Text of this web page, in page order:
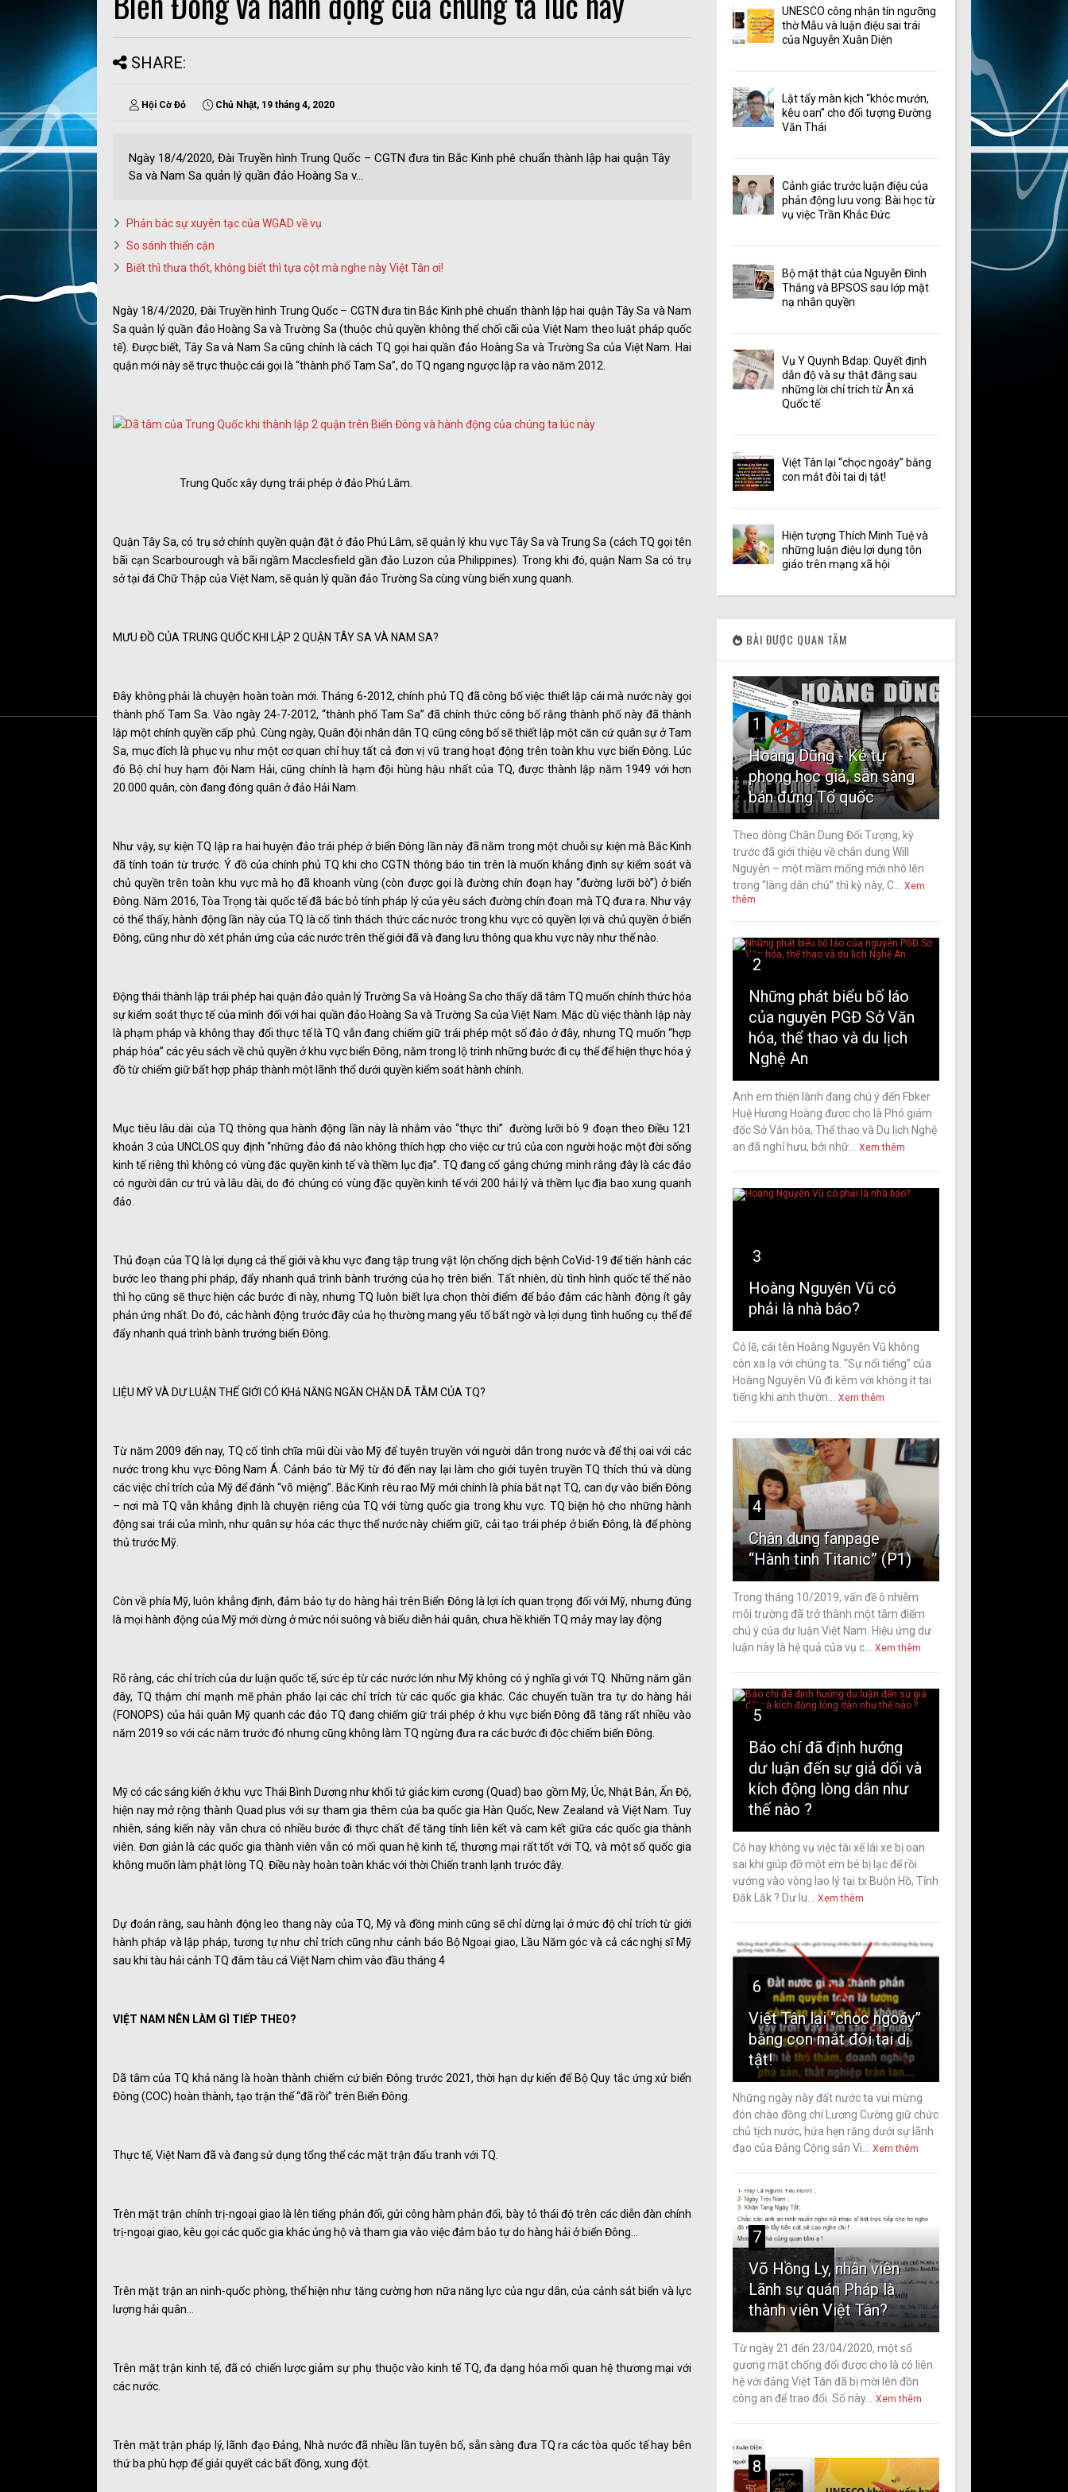
SHARE:
Hội Cờ Đỏ Chủ Nhật, 19 tháng 4, 2020
Ngày 18/4/2020, Đài Truyền hình Trung Quốc – CGTN đưa tin Bắc Kinh phê chuẩn thành lập hai quận Tây
Sa và Nam Sa quản lý quần đảo Hoàng Sa v...
Phản bác sự xuyên tạc của WGAD về vụ
So sánh thiển cận
Biết thì thưa thốt, không biết thì tựa cột mà nghe này Việt Tân ơi!
Ngày 18/4/2020, Đài Truyền hình Trung Quốc – CGTN đưa tin Bắc Kinh phê chuẩn thành lập hai quận Tây Sa và Nam
Sa quản lý quần đảo Hoàng Sa và Trường Sa (thuộc chủ quyền không thể chối cãi của Việt Nam theo luật pháp quốc
tế). Được biết, Tây Sa và Nam Sa cũng chính là cách TQ gọi hai quần đảo Hoàng Sa và Trường Sa của Việt Nam. Hai
quận mới này sẽ trực thuộc cái gọi là “thành phố Tam Sa”, do TQ ngang ngược lập ra vào năm 2012.
Trung Quốc xây dựng trái phép ở đảo Phú Lâm.
Quận Tây Sa, có trụ sở chính quyền quận đặt ở đảo Phú Lâm, sẽ quản lý khu vực Tây Sa và Trung Sa (cách TQ gọi tên
bãi cạn Scarbourough và bãi ngầm Macclesfield gần đảo Luzon của Philippines). Trong khi đó, quận Nam Sa có trụ
sở tại đá Chữ Thập của Việt Nam, sẽ quản lý quần đảo Trường Sa cùng vùng biển xung quanh.
MƯU ĐỒ CỦA TRUNG QUỐC KHI LẬP 2 QUẬN TÂY SA VÀ NAM SA?
Đây không phải là chuyện hoàn toàn mới. Tháng 6-2012, chính phủ TQ đã công bố việc thiết lập cái mà nước này gọi
thành phố Tam Sa. Vào ngày 24-7-2012, “thành phố Tam Sa” đã chính thức công bố rằng thành phố này đã thành
lập một chính quyền cấp phủ. Cùng ngày, Quân đội nhân dân TQ cũng công bố sẽ thiết lập một căn cứ quân sự ở Tam
Sa, mục đích là phục vụ như một cơ quan chỉ huy tất cả đơn vị vũ trang hoạt động trên toàn khu vực biển Đông. Lúc
đó Bộ chỉ huy hạm đội Nam Hải, cũng chính là hạm đội hùng hậu nhất của TQ, được thành lập năm 1949 với hơn
20.000 quân, còn đang đóng quân ở đảo Hải Nam.
Như vậy, sự kiện TQ lập ra hai huyện đảo trái phép ở biển Đông lần này đã nằm trong một chuỗi sự kiện mà Bắc Kinh
đã tính toán từ trước. Ý đồ của chính phủ TQ khi cho CGTN thông báo tin trên là muốn khẳng định sự kiểm soát và
chủ quyền trên toàn khu vực mà họ đã khoanh vùng (còn được gọi là đường chín đoạn hay “đường lưỡi bò”) ở biển
Đông. Năm 2016, Tòa Trọng tài quốc tế đã bác bỏ tính pháp lý của yêu sách đường chín đoạn mà TQ đưa ra. Như vậy
có thể thấy, hành động lần này của TQ là cố tình thách thức các nước trong khu vực có quyền lợi và chủ quyền ở biển
Đông, cũng như dò xét phản ứng của các nước trên thế giới đã và đang lưu thông qua khu vực này như thế nào.
Động thái thành lập trái phép hai quận đảo quản lý Trường Sa và Hoàng Sa cho thấy dã tâm TQ muốn chính thức hóa
sự kiểm soát thực tế của mình đối với hai quần đảo Hoàng Sa và Trường Sa của Việt Nam. Mặc dù việc thành lập này
là phạm pháp và không thay đổi thực tế là TQ vẫn đang chiếm giữ trái phép một số đảo ở đây, nhưng TQ muốn “hợp
pháp hóa” các yêu sách về chủ quyền ở khu vực biển Đông, nằm trong lộ trình những bước đi cụ thể để hiện thực hóa ý
đồ từ chiếm giữ bất hợp pháp thành một lãnh thổ dưới quyền kiểm soát hành chính.
Mục tiêu lâu dài của TQ thông qua hành động lần này là nhắm vào “thực thi” đường lưỡi bò 9 đoạn theo Điều 121
khoản 3 của UNCLOS quy định “những đảo đá nào không thích hợp cho việc cư trú của con người hoặc một đời sống
kinh tế riêng thì không có vùng đặc quyền kinh tế và thềm lục địa”. TQ đang cố gắng chứng minh rằng đây là các đảo
có người dân cư trú và lâu dài, do đó chúng có vùng đặc quyền kinh tế với 200 hải lý và thềm lục địa bao xung quanh
đảo.
Thủ đoạn của TQ là lợi dụng cả thế giới và khu vực đang tập trung vật lộn chống dịch bệnh CoVid-19 để tiến hành các
bước leo thang phi pháp, đẩy nhanh quá trình bành trướng của họ trên biển. Tất nhiên, dù tình hình quốc tế thế nào
thì họ cũng sẽ thực hiện các bước đi này, nhưng TQ luôn biết lựa chọn thời điểm để bảo đảm các hành động ít gây
phản ứng nhất. Do đó, các hành động trước đây của họ thường mang yếu tố bất ngờ và lợi dụng tình huống cụ thể để
đẩy nhanh quá trình bành trướng biển Đông.
LIỆU MỸ VÀ DƯ LUẬN THẾ GIỚI CÓ KHả NĂNG NGĂN CHẶN DÃ TÂM CỦA TQ?
Từ năm 2009 đến nay, TQ cố tình chĩa mũi dùi vào Mỹ để tuyên truyền với người dân trong nước và để thị oai với các
nước trong khu vực Đông Nam Á. Cảnh báo từ Mỹ từ đó đến nay lại làm cho giới tuyên truyền TQ thích thú và dùng
các việc chỉ trích của Mỹ để đánh “võ miệng”. Bắc Kinh rêu rao Mỹ mới chính là phía bắt nạt TQ, can dự vào biển Đông
– nơi mà TQ vẫn khẳng định là chuyện riêng của TQ với từng quốc gia trong khu vực. TQ biện hộ cho những hành
động sai trái của mình, như quân sự hóa các thực thể nước này chiếm giữ, cải tạo trái phép ở biển Đông, là để phòng
thủ trước Mỹ.
Còn về phía Mỹ, luôn khẳng định, đảm bảo tự do hàng hải trên Biển Đông là lợi ích quan trọng đối với Mỹ, nhưng đúng
là mọi hành động của Mỹ mới dừng ở mức nói suông và biểu diễn hải quân, chưa hề khiến TQ mảy may lay động
Rõ ràng, các chỉ trích của dư luận quốc tế, sức ép từ các nước lớn như Mỹ không có ý nghĩa gì với TQ. Những năm gần
đây, TQ thậm chí mạnh mẽ phản pháo lại các chỉ trích từ các quốc gia khác. Các chuyến tuần tra tự do hàng hải
(FONOPS) của hải quân Mỹ quanh các đảo TQ đang chiếm giữ trái phép ở khu vực biển Đông đã tăng rất nhiều vào
năm 2019 so với các năm trước đó nhưng cũng không làm TQ ngừng đưa ra các bước đi độc chiếm biển Đông.
Mỹ có các sáng kiến ở khu vực Thái Bình Dương như khối tứ giác kim cương (Quad) bao gồm Mỹ, Úc, Nhật Bản, Ấn Độ,
hiện nay mở rộng thành Quad plus với sự tham gia thêm của ba quốc gia Hàn Quốc, New Zealand và Việt Nam. Tuy
nhiên, sáng kiến này vẫn chưa có nhiều bước đi thực chất để tăng tính liên kết và cam kết giữa các quốc gia thành
viên. Đơn giản là các quốc gia thành viên vẫn có mối quan hệ kinh tế, thương mại rất tốt với TQ, và một số quốc gia
không muốn làm phật lòng TQ. Điều này hoàn toàn khác với thời Chiến tranh lạnh trước đây.
Dự đoán rằng, sau hành động leo thang này của TQ, Mỹ và đồng minh cũng sẽ chỉ dừng lại ở mức độ chỉ trích từ giới
hành pháp và lập pháp, tương tự như chỉ trích cũng như cảnh báo Bộ Ngoại giao, Lầu Năm góc và cả các nghị sĩ Mỹ
sau khi tàu hải cảnh TQ đâm tàu cá Việt Nam chìm vào đầu tháng 4
VIỆT NAM NÊN LÀM GÌ TIẾP THEO?
Dã tâm của TQ khả năng là hoàn thành chiếm cứ biển Đông trước 2021, thời hạn dự kiến để Bộ Quy tắc ứng xử biển
Đông (COC) hoàn thành, tạo trận thế “đã rồi” trên Biển Đông.
Thực tế, Việt Nam đã và đang sử dụng tổng thể các mặt trận đấu tranh với TQ.
Trên mặt trận chính trị-ngoại giao là lên tiếng phản đối, gửi công hàm phản đối, bày tỏ thái độ trên các diễn đàn chính
trị-ngoại giao, kêu gọi các quốc gia khác ủng hộ và tham gia vào việc đảm bảo tự do hàng hải ở biển Đông…
Trên mặt trận an ninh-quốc phòng, thể hiện như tăng cường hơn nữa năng lực của ngư dân, của cảnh sát biển và lực
lượng hải quân…
Trên mặt trận kinh tế, đã có chiến lược giảm sự phụ thuộc vào kinh tế TQ, đa dạng hóa mối quan hệ thương mại với
các nước.
Trên mặt trận pháp lý, lãnh đạo Đảng, Nhà nước đã nhiều lần tuyên bố, sẵn sàng đưa TQ ra các tòa quốc tế hay bên
thứ ba phù hợp để giải quyết các bất đồng, xung đột.
UNESCO công nhận tín ngưỡng
thờ Mẫu và luận điệu sai trái
của Nguyễn Xuân Diện
Lật tẩy màn kịch “khóc mướn,
kêu oan” cho đối tượng Đường
Văn Thái
Cảnh giác trước luận điệu của
phản động lưu vong: Bài học từ
vụ việc Trần Khắc Đức
Bộ mặt thật của Nguyễn Đình
Thắng và BPSOS sau lớp mặt
nạ nhân quyền
Vụ Y Quynh Bdap: Quyết định
dẫn độ và sự thật đằng sau
những lời chỉ trích từ Ân xá
Quốc tế
Việt Tân lại “chọc ngoáy” bằng
con mắt đôi tai dị tật!
Hiện tượng Thích Minh Tuệ và
những luận điệu lợi dụng tôn
giáo trên mạng xã hội
BÀI ĐƯỢC QUAN TÂM
1
Hoàng Dũng - Kẻ tự
phong học giả, sẵn sàng
bán đứng Tổ quốc
Theo dòng Chân Dung Đối Tượng, kỳ
trước đã giới thiệu về chân dung Will
Nguyễn – một mầm mống mới nhô lên
trong “làng dân chủ” thì kỳ này, C...
Xem
thêm
2
Những phát biểu bố láo
của nguyên PGĐ Sở Văn
hóa, thể thao và du lịch
Nghệ An
Anh em thiện lành đang chú ý đến Fbker
Huệ Hương Hoàng được cho là Phó giám
đốc Sở Văn hóa, Thể thao và Du lịch Nghệ
an đã nghỉ hưu, bởi nhữ...
Xem thêm
3
Hoàng Nguyên Vũ có
phải là nhà báo?
Có lẽ, cái tên Hoàng Nguyên Vũ không
còn xa lạ với chúng ta. “Sự nổi tiếng” của
Hoàng Nguyên Vũ đi kèm với không ít tai
tiếng khi anh thườn...
Xem thêm
4
Chân dung fanpage
“Hành tinh Titanic” (P1)
Trong tháng 10/2019, vấn đề ô nhiễm
môi trường đã trở thành một tâm điểm
chú ý của dư luận Việt Nam. Hiệu ứng dư
luận này là hệ quả của vụ c...
Xem thêm
5
Báo chí đã định hướng
dư luận đến sự giả dối và
kích động lòng dân như
thế nào ?
Có hay không vụ việc tài xế lái xe bị oan
sai khi giúp đỡ một em bé bị lạc để rồi
vướng vào vòng lao lý tại tx Buôn Hồ, Tỉnh
Đăk Lăk ? Dư lu...
Xem thêm
6
Việt Tân lại “chọc ngoáy”
bằng con mắt đôi tai dị
tật!
Những ngày này đất nước ta vui mừng
đón chào đồng chí Lương Cường giữ chức
chủ tịch nước, hứa hẹn rằng dưới sự lãnh
đạo của Đảng Cộng sản Vi...
Xem thêm
7
Võ Hồng Ly, nhân viên
Lãnh sự quán Pháp là
thành viên Việt Tân?
Từ ngày 21 đến 23/04/2020, một số
gương mặt chống đối được cho là có liên
hệ với đảng Việt Tân đã bị mời lên đồn
công an để trao đổi. Số này...
Xem thêm
8